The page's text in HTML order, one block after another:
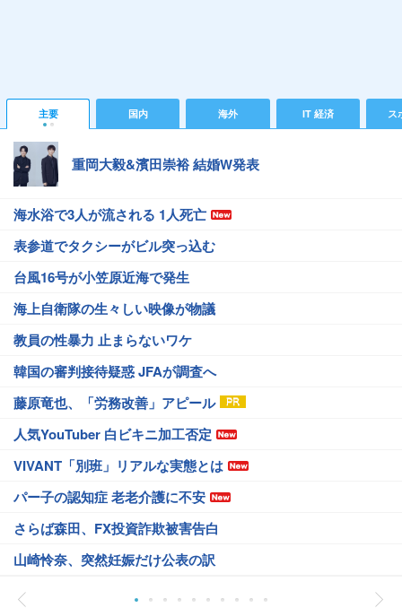
主要 国内 海外 IT 経済 ス
重岡大毅&濱田崇裕 結婚W発表
海水浴で3人が流される 1人死亡
表参道でタクシーがビル突っ込む
台風16号が小笠原近海で発生
海上自衛隊の生々しい映像が物議
教員の性暴力 止まらないワケ
韓国の審判接待疑惑 JFAが調査へ
藤原竜也、「労務改善」アピール
人気YouTuber 白ビキニ加工否定
VIVANT「別班」リアルな実態とは
パー子の認知症 老老介護に不安
さらば森田、FX投資詐欺被害告白
山崎怜奈、突然妊娠だけ公表の訳